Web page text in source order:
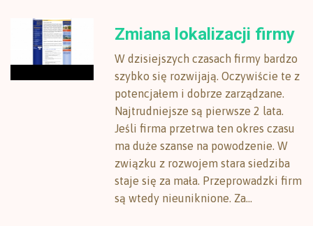
Zmiana lokalizacji firmy
W dzisiejszych czasach firmy bardzo
szybko się rozwijają. Oczywiście te z
potencjałem i dobrze zarządzane.
Najtrudniejsze są pierwsze 2 lata.
Jeśli firma przetrwa ten okres czasu
ma duże szanse na powodzenie. W
związku z rozwojem stara siedziba
staje się za mała. Przeprowadzki firm
są wtedy nieuniknione. Za...